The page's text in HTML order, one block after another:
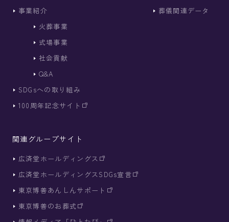
事業紹介
火葬事業
式場事業
社会貢献
Q&A
SDGsへの取り組み
100周年記念サイト
葬儀関連データ
関連グループサイト
広済堂 ホールディングス
広済堂ホールディングスSDGs宣言
東京博善あんしんサポート
東京博善のお葬式